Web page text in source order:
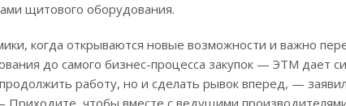
щитового оборудования.
когда открываются новые возможности и важно
до самого бизнес-процесса закупок — ЭТМ дает
работу, но и сделать рывок вперед, —
чтобы вместе с ведущими